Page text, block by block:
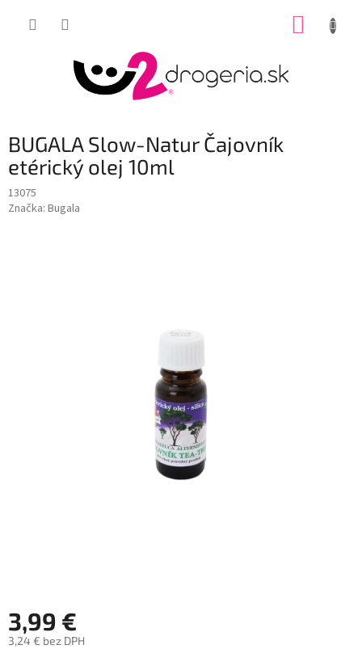
BUGALA Slow-Natur Čajovník
etérický olej 10ml
13075
Značka: Bugala
3,99 €
3,24 € bez DPH